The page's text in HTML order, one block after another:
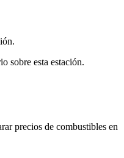
sobre esta estación.
precios de combustibles en